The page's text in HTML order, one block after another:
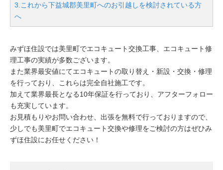
3.これから下益城郡美里町へのお引越しを検討されている方
へ
みずほ住設では美里町でエコキュート交換工事、エコキュート修
理工事の実績が多数ございます。
また業界最安値にてエコキュートの取り替え・新設・交換・修理
を行っており、これらは完全自社施工です。
加えて業界最長となる10年保証を行っており、アフターフォロー
も充実しています。
お見積もりやお問い合わせ、出張を無料で行っておりますので、
少しでも美里町でエコキュート交換や修理をご検討の方はぜひみ
ずほ住設にお任せください！